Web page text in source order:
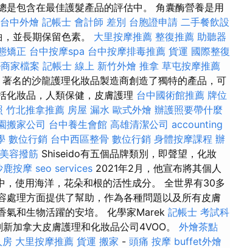
包含在最佳護髮產品的評估中。 角囊酶營養是用
台中外燴 記帳士 會計師 差別 台胞證申請 二手餐飲設
並長期保留色素。 大里按摩推薦 整復推薦 助聽器
矯正 台中按摩spa 台中按摩排毒推薦 貨運 國際整復
家檔案 記帳士 線上 新竹外燴 推拿 草屯按摩推薦
著名的沙龍護理化妝品製造商創造了獨特的產品，可
化妝品，人類保健，皮膚護理 台中國術館推薦 牌位
竹北推拿推薦 房屋 漏水 歐式外燴 辦護照要帶什麼
搬家公司 台中養生會館 高雄清潔公司 accounting
數位行銷 台中西區整骨 數位行銷 身體按摩課程 辦
美容撥筋 Shiseido有五個品牌類別，即聲望，化妝
鹿按摩 seo services 2021年2月，他宣布將其個人
使用海洋，花朵和根的活性成分。 全世界有30多
理方面提供了幫助，作為各種問題以及所有皮膚
氣和生物活躍的安培。 化學家Marek 記帳士 考試科
加拿大皮膚護理和化妝品公司4VOO。 外燴茶點
房 大里按摩推薦 貨運 搬家 - 頭痛 按摩 buffet外燴